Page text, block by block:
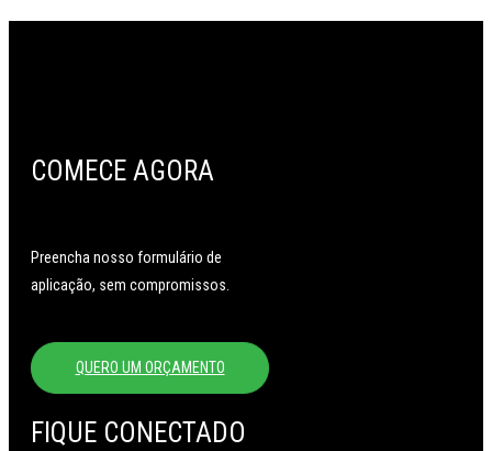
COMECE AGORA
Preencha nosso formulário de
aplicação, sem compromissos.
QUERO UM ORÇAMENTO
FIQUE CONECTADO